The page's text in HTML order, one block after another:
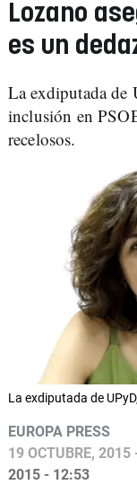
Lozano
es un
La exdiputada de
inclusión en
recelosos.
La exdiputada de
EUROPA PRESS
19 OCTUBRE,
2015 - 12:53